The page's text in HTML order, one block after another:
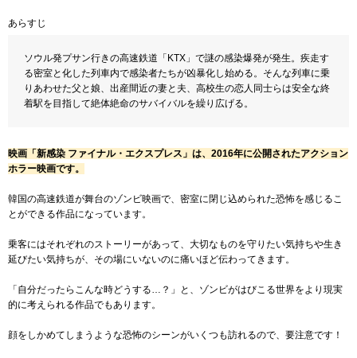
あらすじ
ソウル発プサン行きの高速鉄道「KTX」で謎の感染爆発が発生。疾走す
る密室と化した列車内で感染者たちが凶暴化し始める。そんな列車に乗
りあわせた父と娘、出産間近の妻と夫、高校生の恋人同士らは安全な終
着駅を目指して絶体絶命のサバイバルを繰り広げる。
映画「新感染 ファイナル・エクスプレス」は、2016年に公開されたアクション
ホラー映画です。
韓国の高速鉄道が舞台のゾンビ映画で、密室に閉じ込められた恐怖を感じるこ
とができる作品になっています。
乗客にはそれぞれのストーリーがあって、大切なものを守りたい気持ちや生き
延びたい気持ちが、その場にいないのに痛いほど伝わってきます。
「自分だったらこんな時どうする…？」と、ゾンビがはびこる世界をより現実
的に考えられる作品でもあります。
顔をしかめてしまうような恐怖のシーンがいくつも訪れるので、要注意です！